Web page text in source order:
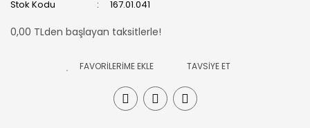
Stok Kodu
167.01.041
0,00 TLden başlayan taksitlerle!
TAVSİYE ET